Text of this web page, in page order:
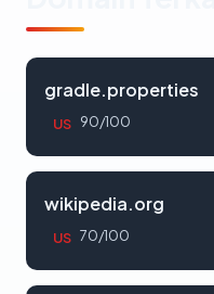
gradle.properties
US 90/100
wikipedia.org
US 70/100